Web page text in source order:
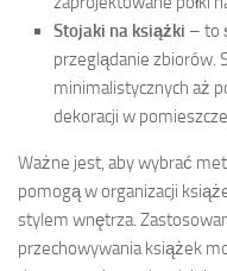
Stojaki na książki – to
przeglądanie zbiorów.
minimalistycznych aż
dekoracji w
Ważne jest, aby wybrać
pomogą w organizacji
stylem wnętrza.
przechowywania książek